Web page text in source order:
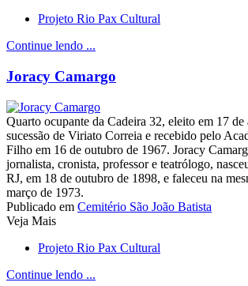
Projeto Rio Pax Cultural
Continue lendo ...
Joracy Camargo
Quarto ocupante da Cadeira 32, eleito em 17 de
sucessão de Viriato Correia e recebido pelo
Filho em 16 de outubro de 1967. Joracy
jornalista, cronista, professor e teatrólogo,
RJ, em 18 de outubro de 1898, e faleceu na
março de 1973.
Publicado em Cemitério São João Batista
Veja Mais
Projeto Rio Pax Cultural
Continue lendo ...